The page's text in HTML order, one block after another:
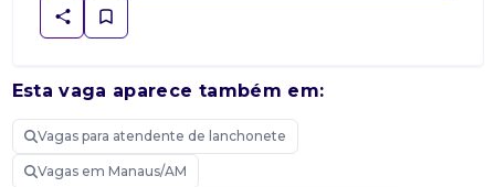
Esta vaga aparece também em:
Vagas para atendente de lanchonete
Vagas em Manaus/AM